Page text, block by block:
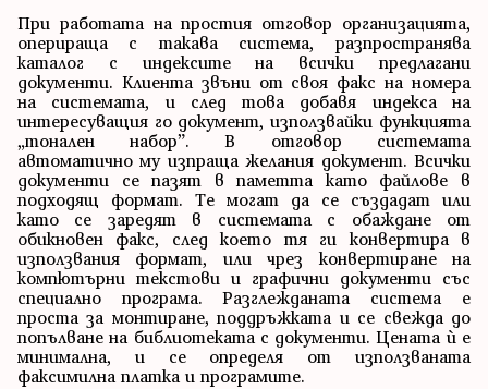
При работата на простия отговор организацията,
оперираща с такава система, разпространява
каталог с индексите на всички предлагани
документи. Клиента звъни от своя факс на номера
на системата, и след това добавя индекса на
интересуващия го документ, използвайки функцията
„тонален набор”. В отговор системата
автоматично му изпраща желания документ. Всички
документи се пазят в паметта като файлове в
подходящ формат. Те могат да се създадат или
като се заредят в системата с обаждане от
обикновен факс, след което тя ги конвертира в
използвания формат, или чрез конвертиране на
компютърни текстови и графични документи със
специално програма. Разглежданата система е
проста за монтиране, поддръжката и се свежда до
попълване на библиотеката с документи. Цената ѝ е
минимална, и се определя от използваната
факсимилна платка и програмите.